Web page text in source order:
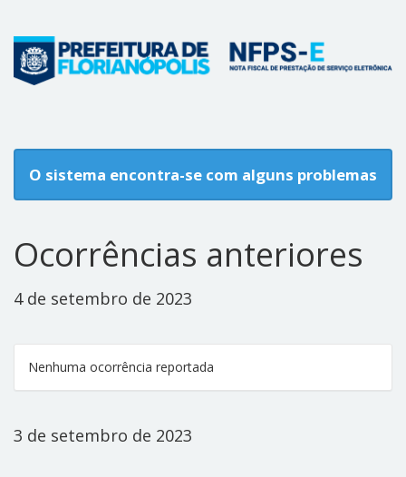
O sistema encontra-se com alguns problemas
Ocorrências anteriores
4 de setembro de 2023
Nenhuma ocorrência reportada
3 de setembro de 2023